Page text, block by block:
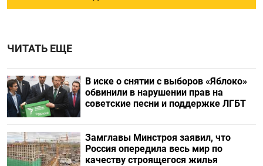
ЧИТАТЬ ЕЩЕ
В иске о снятии с выборов «Яблоко»
обвинили в нарушении прав на
советские песни и поддержке ЛГБТ
Замглавы Минстроя заявил, что
Россия опередила весь мир по
качеству строящегося жилья